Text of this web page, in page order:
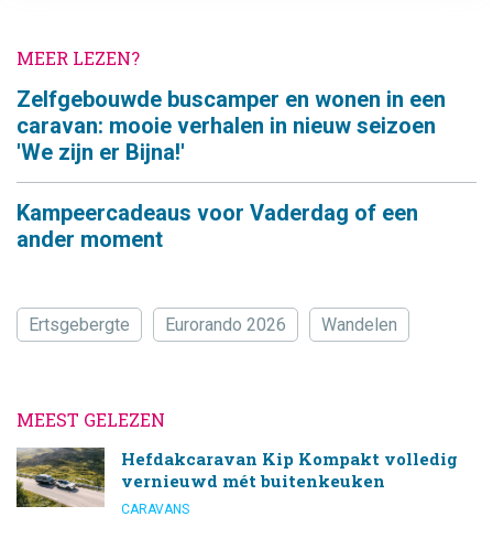
MEER LEZEN?
Zelfgebouwde buscamper en wonen in een
caravan: mooie verhalen in nieuw seizoen
'We zijn er Bijna!'
Kampeercadeaus voor Vaderdag of een
ander moment
Ertsgebergte Eurorando 2026 Wandelen
MEEST GELEZEN
Hefdakcaravan Kip Kompakt volledig
vernieuwd mét buitenkeuken
CARAVANS